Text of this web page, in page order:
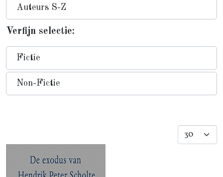
Auteurs S-Z
Verfijn selectie:
Fictie
Non-Fictie
Toon #